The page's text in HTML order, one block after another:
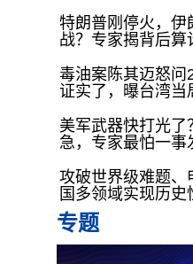
特朗普刚停火，伊
战？专家揭背后算
毒油案陈其迈怒问
证实了，曝台湾当
美军武器快打光了
急，专家最怕一事
攻破世界级难题、
国多领域实现历史
专题